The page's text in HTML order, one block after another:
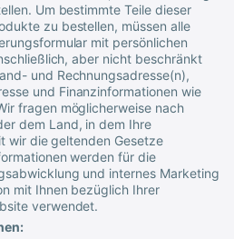
Um bestimmte Teile dieser
zu bestellen, müssen alle
mit persönlichen
aber nicht beschränkt
und Rechnungsadresse(n),
und Finanzinformationen wie
fragen möglicherweise nach
dem Land, in dem Ihre
wir die geltenden Gesetze
werden für die
und internes Marketing
mit Ihnen bezüglich Ihrer
verwendet.